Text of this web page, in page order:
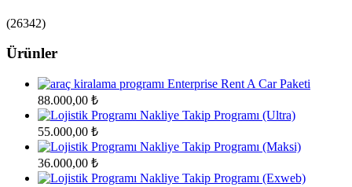
(26342)
Ürünler
Enterprise Rent A Car Paketi
88.000,00 ₺
Nakliye Takip Programı (Ultra)
55.000,00 ₺
Nakliye Takip Programı (Maksi)
36.000,00 ₺
Nakliye Takip Programı (Exweb)